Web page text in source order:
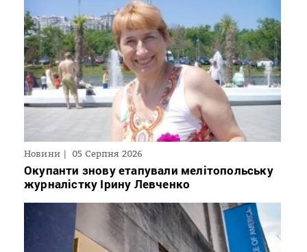
Новини 05 Серпня 2026
Окупанти знову етапували мелітопольську
журналістку Ірину Левченко